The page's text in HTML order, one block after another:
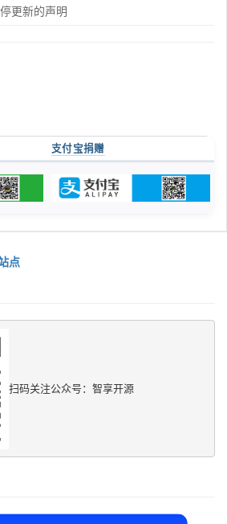
更新的声明
支付宝捐赠
点
扫码关注公众号：智享开源